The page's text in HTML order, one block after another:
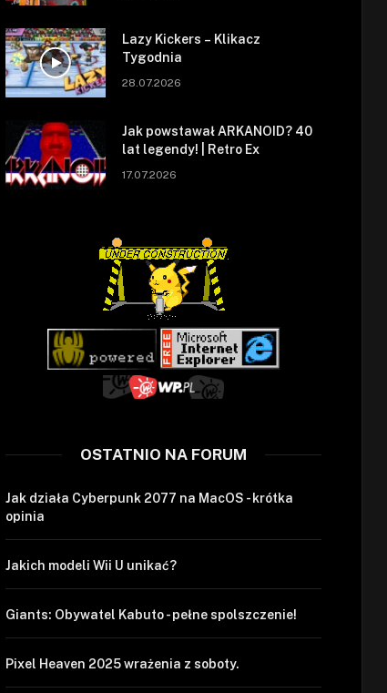
Lazy Kickers – Klikacz
Tygodnia
28.07.2026
Jak powstawał ARKANOID? 40
lat legendy! | Retro Ex
17.07.2026
OSTATNIO NA FORUM
Jak działa Cyberpunk 2077 na MacOS - krótka
opinia
Jakich modeli Wii U unikać?
Giants: Obywatel Kabuto - pełne spolszczenie!
Pixel Heaven 2025 wrażenia z soboty.